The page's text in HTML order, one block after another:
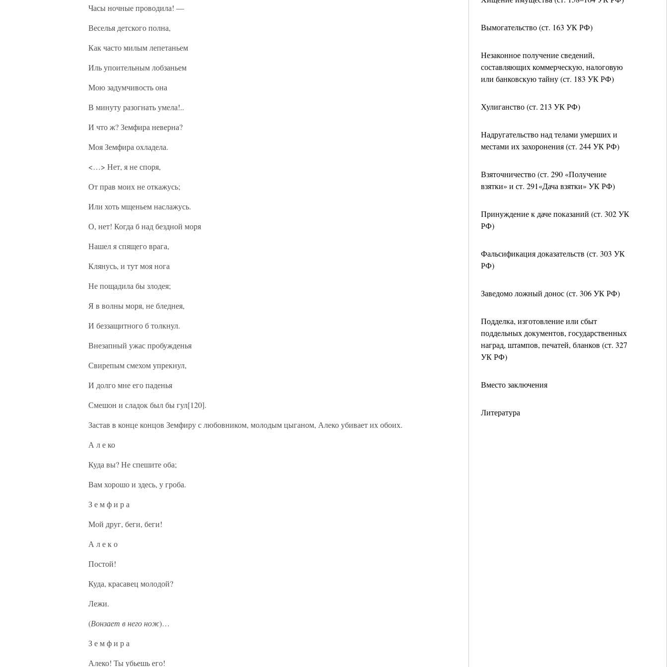
Вымогательство (ст. 163 УК РФ)
Незаконное получение сведений,
составляющих коммерческую, налоговую
или банковскую тайну (ст. 183 УК РФ)
Хулиганство (ст. 213 УК РФ)
Надругательство над телами умерших и
местами их захоронения (ст. 244 УК РФ)
Взяточничество (ст. 290 «Получение
взятки» и ст. 291«Дача взятки» УК РФ)
Принуждение к даче показаний (ст. 302 УК
РФ)
Фальсификация доказательств (ст. 303 УК
РФ)
Заведомо ложный донос (ст. 306 УК РФ)
Подделка, изготовление или сбыт
поддельных документов, государственных
наград, штампов, печатей, бланков (ст. 327
УК РФ)
Вместо заключения
Литература
Часы ночные проводила! —
Веселья детского полна,
Как часто милым лепетаньем
Иль упоительным лобзаньем
Мою задумчивость она
В минуту разогнать умела!..
И что ж? Земфира неверна?
Моя Земфира охладела.
<…> Нет, я не споря,
От прав моих не откажусь;
Или хоть мщеньем наслажусь.
О, нет! Когда б над бездной моря
Нашел я спящего врага,
Клянусь, и тут моя нога
Не пощадила бы злодея;
Я в волны моря, не бледнея,
И беззащитного б толкнул.
Внезапный ужас пробужденья
Свирепым смехом упрекнул,
И долго мне его паденья
Смешон и сладок был бы гул[120].
Застав в конце концов Земфиру с любовником, молодым цыганом, Алеко убивает их обоих.
А л е ко
Куда вы? Не спешите оба;
Вам хорошо и здесь, у гроба.
З е м ф и р а
Мой друг, беги, беги!
А л е к о
Постой!
Куда, красавец молодой?
Лежи.
(Вонзает в него нож)…
З е м ф и р а
Алеко! Ты убьешь его!